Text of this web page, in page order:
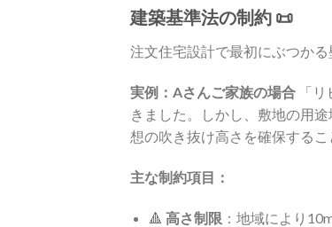
建築基準法の制約 📜
注文住宅設計で最初にぶつかる
実例：Aさんご家族の場合 「
きました。しかし、敷地の用
想の吹き抜け高さを確保するこ
主な制約項目：
🔺 高さ制限 ：地域により